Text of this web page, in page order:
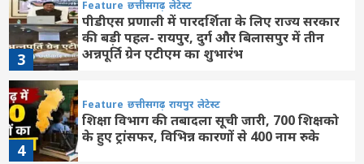
3
Feature छत्तीसगढ़ लेटेस्ट
पीडीएस प्रणाली में पारदर्शिता के लिए राज्य सरकार
की बड़ी पहल- रायपुर, दुर्ग और बिलासपुर में तीन
अन्नपूर्ति ग्रेन एटीएम का शुभारंभ
4
Feature छत्तीसगढ़ रायपुर लेटेस्ट
शिक्षा विभाग की तबादला सूची जारी, 700 शिक्षको
के हुए ट्रांसफर, विभिन्न कारणों से 400 नाम रुके